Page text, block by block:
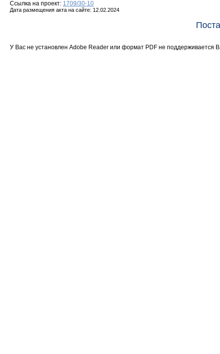
Ссылка на проект: 1709/30-10
Дата размещения акта на сайте: 12.02.2024
У Вас не установлен Adobe Reader или формат PDF не поддерживается